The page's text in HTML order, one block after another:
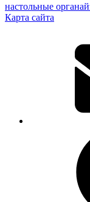
настольные
Карта сайта